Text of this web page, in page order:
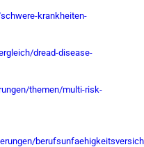
krankheiten-
dread-disease-
themen/multi-risk-